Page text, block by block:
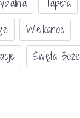
Wielkanoc
Święta